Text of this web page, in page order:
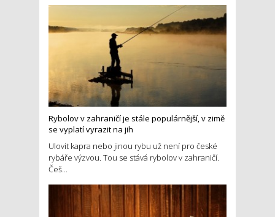
Rybolov v zahraničí je stále populárnější, v zimě
se vyplatí vyrazit na jih
Ulovit kapra nebo jinou rybu už není pro české
rybáře výzvou. Tou se stává rybolov v zahraničí.
Češ...